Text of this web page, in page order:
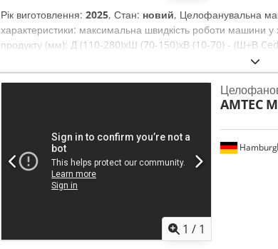
Рік виготовлення: 2025, Стан: новий, Целофанувальна
характеристики: максимальна швидкість роботи машини
продукту (мм): Д (110-280)xШ (70-150)xВ (10-70) - (Ш+В
1 / 1
Hamburg
AMTEC